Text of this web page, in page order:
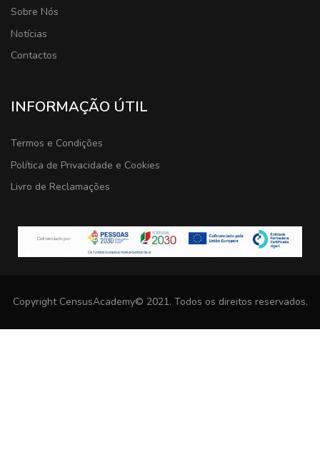
Sobre Nós
Notícias
Contactos
INFORMAÇÃO ÚTIL
Termos e Condições
Política de Privacidade e Cookies
Livro de Reclamações
Copyright CensusAcademy© 2021. Todos os direitos reservados.